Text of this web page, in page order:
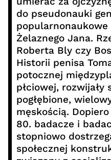
do pseudonauki
popularnonaukowe
Żelaznego Jana.
Roberta Bly czy
Historii penisa
potocznej
płciowej,
pogłębione,
męskością.
80. badacze i
stopniowo
społecznej